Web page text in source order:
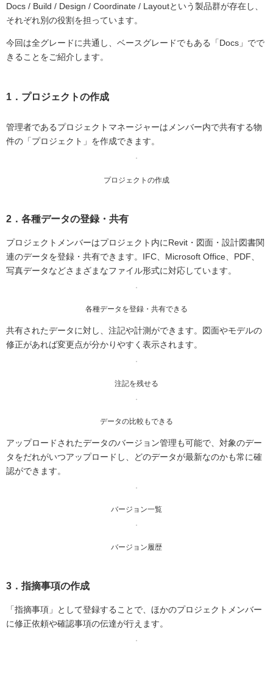
Docs / Build / Design / Coordinate / Layoutという製品群が存在し、
それぞれ別の役割を担っています。
今回は全グレードに共通し、ベースグレードでもある「Docs」でで
きることをご紹介します。
1．プロジェクトの作成
管理者であるプロジェクトマネージャーはメンバー内で共有する物
件の「プロジェクト」を作成できます。
プロジェクトの作成
2．各種データの登録・共有
プロジェクトメンバーはプロジェクト内にRevit・図面・設計図書関
連のデータを登録・共有できます。IFC、Microsoft Office、PDF、
写真データなどさまざまなファイル形式に対応しています。
各種データを登録・共有できる
共有されたデータに対し、注記や計測ができます。図面やモデルの
修正があれば変更点が分かりやすく表示されます。
注記を残せる
データの比較もできる
アップロードされたデータのバージョン管理も可能で、対象のデー
タをだれがいつアップロードし、どのデータが最新なのかも常に確
認ができます。
バージョン一覧
バージョン履歴
3．指摘事項の作成
「指摘事項」として登録することで、ほかのプロジェクトメンバー
に修正依頼や確認事項の伝達が行えます。